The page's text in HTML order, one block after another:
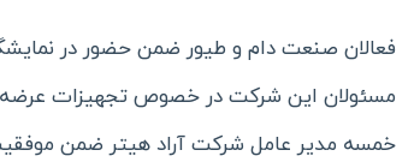
فعالان صنعت دام و طیور ضمن حضور در
مسئولان این شرکت در خصوص تجهیزات عرضه
خمسه مدیر عامل شرکت آراد هیتر ضمن